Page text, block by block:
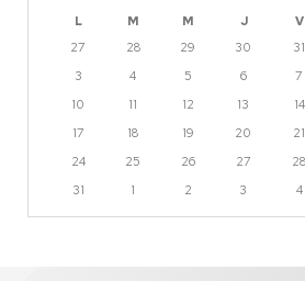
L M M J V
27
28 29 30 31
3
4 5 6 7
10
11 12 13 14
17
18 19 20 21
24
25 26 27 28
31
1 2 3 4